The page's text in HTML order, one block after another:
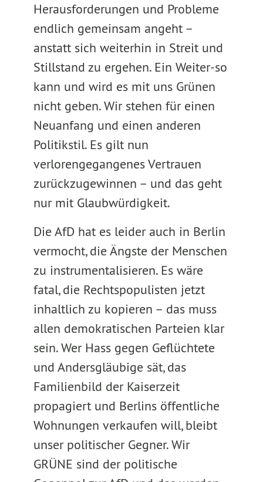
Herausforderungen und Probleme
endlich gemeinsam angeht –
anstatt sich weiterhin in Streit und
Stillstand zu ergehen. Ein Weiter-so
kann und wird es mit uns Grünen
nicht geben. Wir stehen für einen
Neuanfang und einen anderen
Politikstil. Es gilt nun
verlorengegangenes Vertrauen
zurückzugewinnen – und das geht
nur mit Glaubwürdigkeit.
Die AfD hat es leider auch in Berlin
vermocht, die Ängste der Menschen
zu instrumentalisieren. Es wäre
fatal, die Rechtspopulisten jetzt
inhaltlich zu kopieren – das muss
allen demokratischen Parteien klar
sein. Wer Hass gegen Geflüchtete
und Andersgläubige sät, das
Familienbild der Kaiserzeit
propagiert und Berlins öffentliche
Wohnungen verkaufen will, bleibt
unser politischer Gegner. Wir
GRÜNE sind der politische